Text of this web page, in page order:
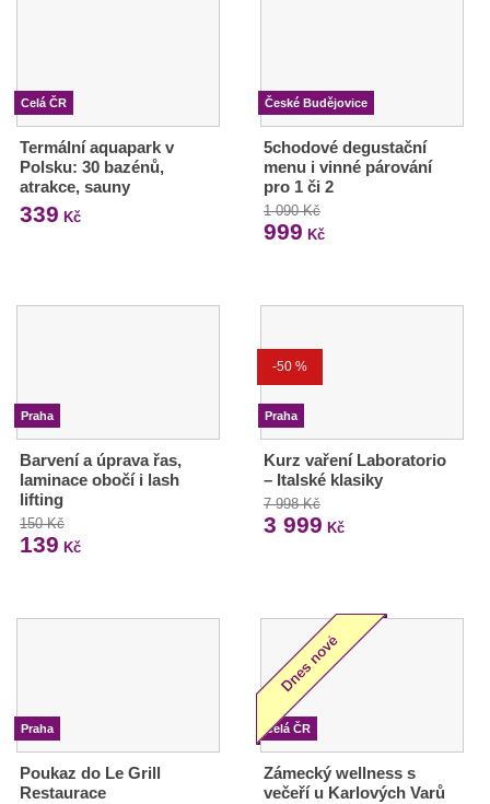
Celá ČR
Termální aquapark v
Polsku: 30 bazénů,
atrakce, sauny
339 Kč
České Budějovice
5chodové degustační
menu i vinné párování
pro 1 či 2
1 090 Kč
999 Kč
Praha
Barvení a úprava řas,
laminace obočí i lash
lifting
150 Kč
139 Kč
-50 %
Praha
Kurz vaření Laboratorio
– Italské klasiky
7 998 Kč
3 999 Kč
Praha
Poukaz do Le Grill
Restaurace
Celá ČR
Zámecký wellness s
večeří u Karlových Varů